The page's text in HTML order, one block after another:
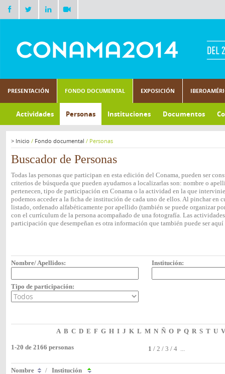
PRESENTACIÓN FONDO DOCUMENTAL EXPOSICIÓN
Actividades Personas Instituciones Documentos
> Inicio / Fondo documental / Personas
Buscador de Personas
Todas las personas que participan en esta edición del Conama, pueden ser
criterios de búsqueda que pueden ayudarnos a localizarlas son: nombre o
pertenecen, tipo de participación en Conama o la actividad en la que
podemos acceder a la ficha de institución de cada uno de ellos. Al pinchar en
listado, ordenado alfabéticamente por apellido (también se puede organizar
con el currículum de la persona acompañado de una fotografía. Las
participación que desempeñan es otra información que también puede ser
Nombre/ Apellidos: Institución:
Tipo de participación:
A B C D E F G H I J K L M N Ñ O P Q R S T U V
1-20 de 2166 personas 1 / 2 / 3 / 4 ...
Nombre / Institución